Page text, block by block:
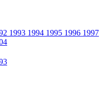
1993 1994 1995 1996 1997